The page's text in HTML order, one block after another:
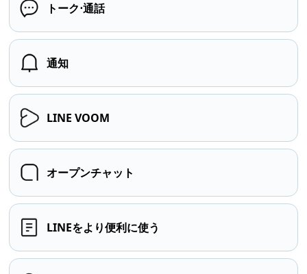
トーク⋅通話
通知
LINE VOOM
オープンチャット
LINEをより便利に使う